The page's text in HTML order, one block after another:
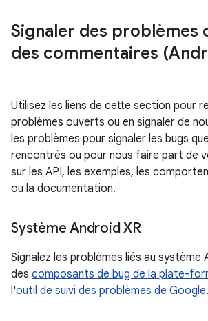
Signaler des problèmes
des commentaires
Utilisez les liens de cette section pour
problèmes ouverts ou en signaler de
les problèmes pour signaler les bugs
rencontrés ou pour nous faire part de
sur les API, les exemples, les
ou la documentation.
Système Android XR
Signalez les problèmes liés au système
des composants de bug de la plate-
l'outil de suivi des problèmes de Google.